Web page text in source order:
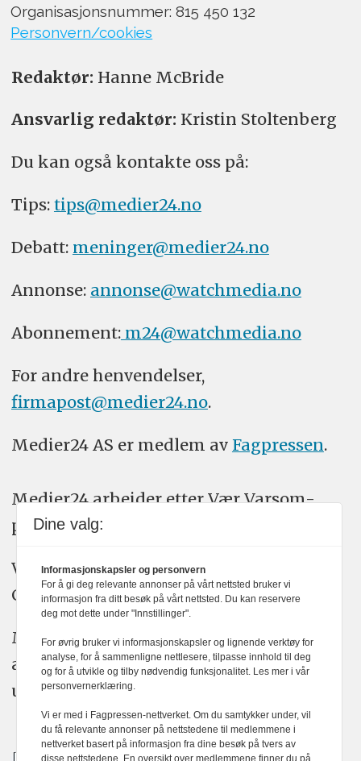
Organisasjonsnummer: 815 450 132
Personvern/cookies
Redaktør: Hanne McBride
Ansvarlig redaktør: Kristin Stoltenberg
Du kan også kontakte oss på:
Tips: tips@medier24.no
Debatt: meninger@medier24.no
Annonse: annonse@watchmedia.no
Abonnement:m24@watchmedia.no
For andre henvendelser,
firmapost@medier24.no.
Medier24 AS er medlem av Fagpressen.
Medier24 arbeider etter Vær Varsom-
plakatens regler for god presseskikk.
Vi bruker KI-verktøy som ChatGPT,
Claude, og Gemini i journalistikken vår.
Medier24s redaksjon har alltid det fulle
ansvar for publisert innhold, med eller
uten bruk av kunstig intelligens.
Dine valg:
Informasjonskapsler og personvern
For å gi deg relevante annonser på vårt nettsted bruker vi
informasjon fra ditt besøk på vårt nettsted. Du kan reservere
deg mot dette under "Innstillinger".
For øvrig bruker vi informasjonskapsler og lignende verktøy for
analyse, for å sammenligne nettlesere, tilpasse innhold til deg
og for å utvikle og tilby nødvendig funksjonalitet. Les mer i vår
personvernerklæring.
Vi er med i Fagpressen-nettverket. Om du samtykker under, vil
du få relevante annonser på nettstedene til medlemmene i
nettverket basert på informasjon fra dine besøk på tvers av
disse nettstedene. En oversikt over medlemmene finner du på